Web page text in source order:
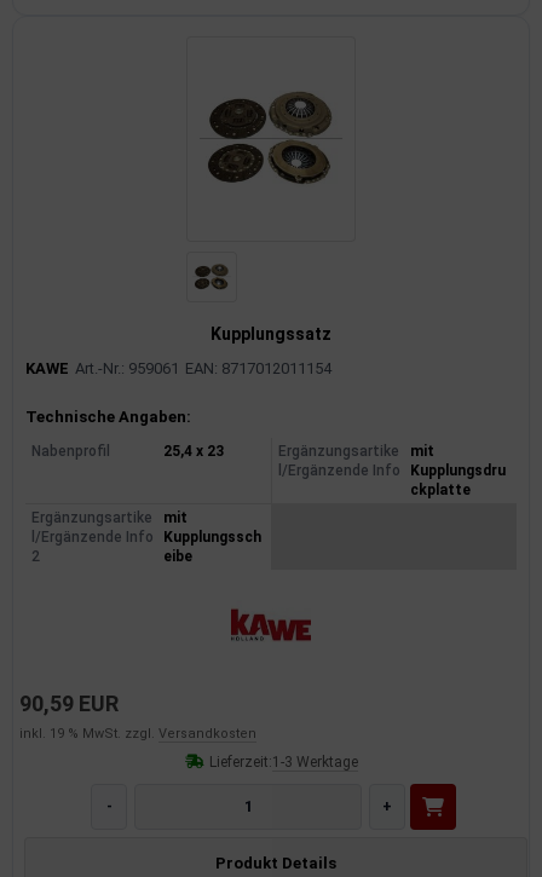
Kupplungssatz
KAWE Art.-Nr.: 959061 EAN: 8717012011154
Produktinformationen
Technische Angaben:
Nabenprofil 25,4 x 23
Ergänzungsartike
l/Ergänzende Info
mit
Kupplungsdru
ckplatte
Ergänzungsartike
l/Ergänzende Info
2
mit
Kupplungssch
eibe
90,59 EUR
inkl. 19 % MwSt. zzgl. Versandkosten
Lieferzeit:1-3 Werktage
- +
Produkt Details